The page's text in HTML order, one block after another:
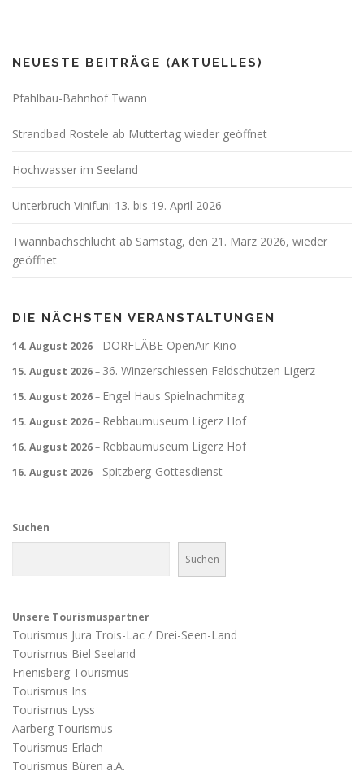
NEUESTE BEITRÄGE (AKTUELLES)
Pfahlbau-Bahnhof Twann
Strandbad Rostele ab Muttertag wieder geöffnet
Hochwasser im Seeland
Unterbruch Vinifuni 13. bis 19. April 2026
Twannbachschlucht ab Samstag, den 21. März 2026, wieder
geöffnet
DIE NÄCHSTEN VERANSTALTUNGEN
14. August 2026– DORFLÄBE OpenAir-Kino
15. August 2026– 36. Winzerschiessen Feldschützen Ligerz
15. August 2026– Engel Haus Spielnachmitag
15. August 2026– Rebbaumuseum Ligerz Hof
16. August 2026– Rebbaumuseum Ligerz Hof
16. August 2026– Spitzberg-Gottesdienst
Suchen
Suchen
Unsere Tourismuspartner
Tourismus Jura Trois-Lac / Drei-Seen-Land
Tourismus Biel Seeland
Frienisberg Tourismus
Tourismus Ins
Tourismus Lyss
Aarberg Tourismus
Tourismus Erlach
Tourismus Büren a.A.